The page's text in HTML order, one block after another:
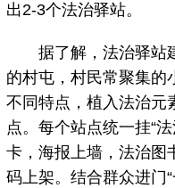
出2-3个法治驿站。
据了解，法治驿站
的村屯，村民常聚集的
不同特点，植入法治元
点。每个站点统一挂“
卡，海报上墙，法治图
码上架。结合群众进门